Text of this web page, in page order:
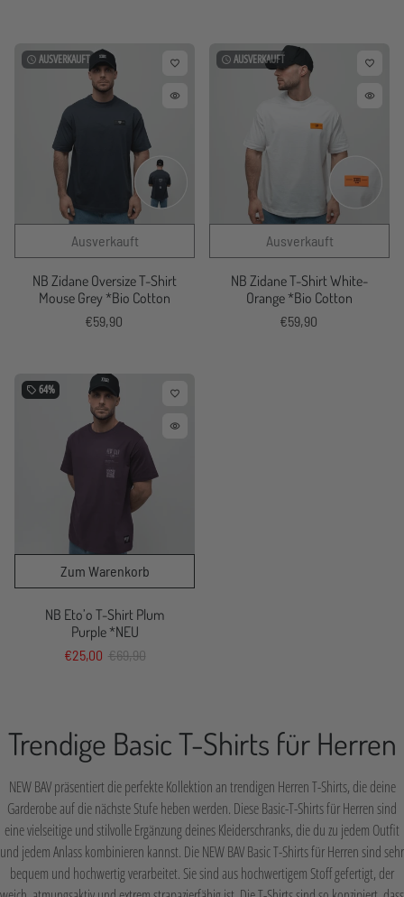
watch_later AUSVERKAUFT favorite_border
remove_red_eye
NB Zidane Oversize T-Shirt
Mouse Grey *Bio Cotton
€59,90
watch_later AUSVERKAUFT favorite_border
remove_red_eye
NB Zidane T-Shirt White-
Orange *Bio Cotton
€59,90
local_offer 64% favorite_border
remove_red_eye
NB Eto’o T-Shirt Plum
Purple *NEU
€25,00 €69,90
Trendige Basic T-Shirts für Herren
NEW BAV präsentiert die perfekte Kollektion an trendigen Herren T-Shirts, die deine
Garderobe auf die nächste Stufe heben werden. Diese Basic-T-Shirts für Herren sind
eine vielseitige und stilvolle Ergänzung deines Kleiderschranks, die du zu jedem Outfit
und jedem Anlass kombinieren kannst. Die NEW BAV Basic T-Shirts für Herren sind sehr
bequem und hochwertig verarbeitet. Sie sind aus hochwertigem Stoff gefertigt, der